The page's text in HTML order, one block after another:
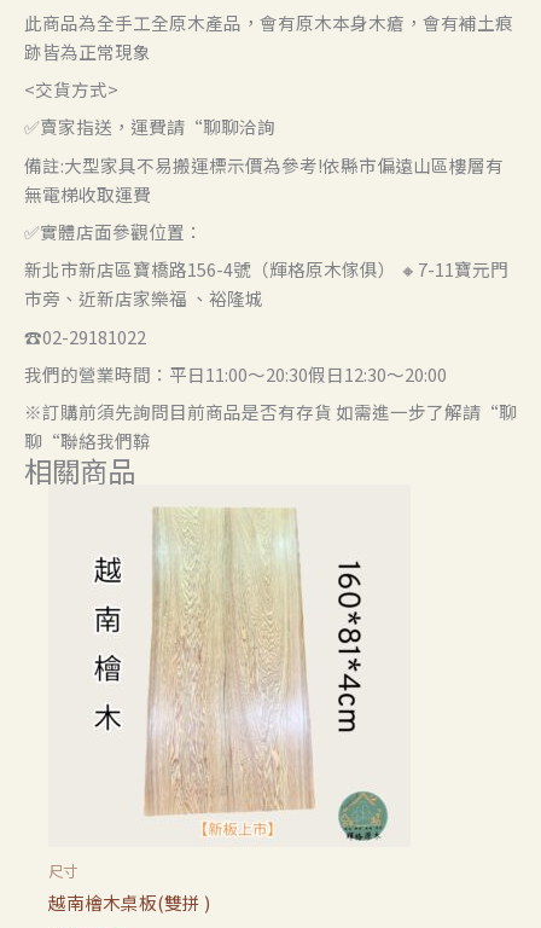
此商品為全手工全原木產品，會有原木本身木瘡，會有補土痕
跡皆為正常現象
<交貨方式>
✅賣家指送，運費請“聊聊洽詢
備註:大型家具不易搬運標示價為參考!依縣市偏遠山區樓層有
無電梯收取運費
✅實體店面參觀位置：
新北市新店區寶橋路156-4號（輝格原木傢俱） 🔸7-11寶元門
市旁、近新店家樂福 、裕隆城
☎️02-29181022
我們的營業時間：平日11:00～20:30假日12:30～20:00
※訂購前須先詢問目前商品是否有存貨 如需進一步了解請“聊
聊“聯絡我們鞥
相關商品
尺寸
越南檜木桌板(雙拼 )